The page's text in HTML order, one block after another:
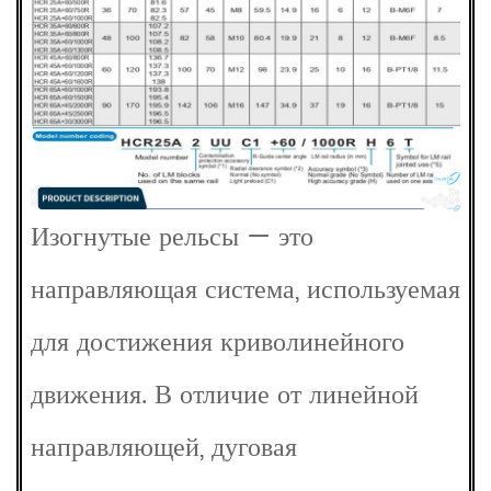
Изогнутые рельсы — это
направляющая система, используемая
для достижения криволинейного
движения. В отличие от линейной
направляющей, дуговая